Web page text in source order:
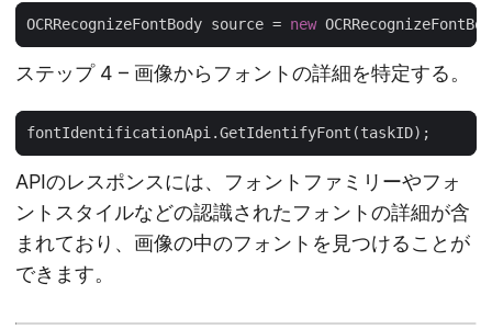
OCRRecognizeFontBody source = new
ステップ 4 – 画像からフォントの詳細を特定する。
APIのレスポンスには、フォントファミリーやフォ
ントスタイルなどの認識されたフォントの詳細が含
まれており、画像の中のフォントを見つけることが
できます。